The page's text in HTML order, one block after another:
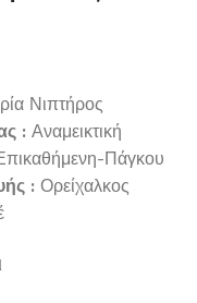
Νιπτήρος
: Αναμεικτική
Πάγκου
: Ορείχαλκος